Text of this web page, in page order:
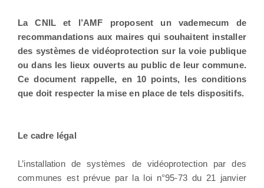
La CNIL et l’AMF proposent un vademecum de
recommandations aux maires qui souhaitent installer
des systèmes de vidéoprotection sur la voie publique
ou dans les lieux ouverts au public de leur commune.
Ce document rappelle, en 10 points, les conditions
que doit respecter la mise en place de tels dispositifs.
Le cadre légal
L’installation de systèmes de vidéoprotection par des
communes est prévue par la loi n°95-73 du 21 janvier